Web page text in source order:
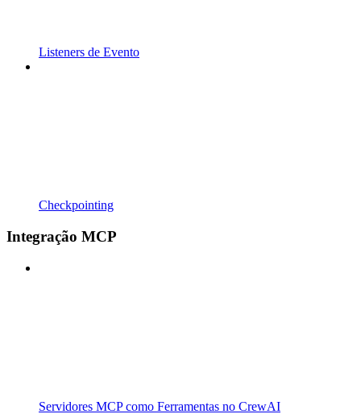
Listeners de Evento
Checkpointing
Integração MCP
Servidores MCP como Ferramentas no CrewAI